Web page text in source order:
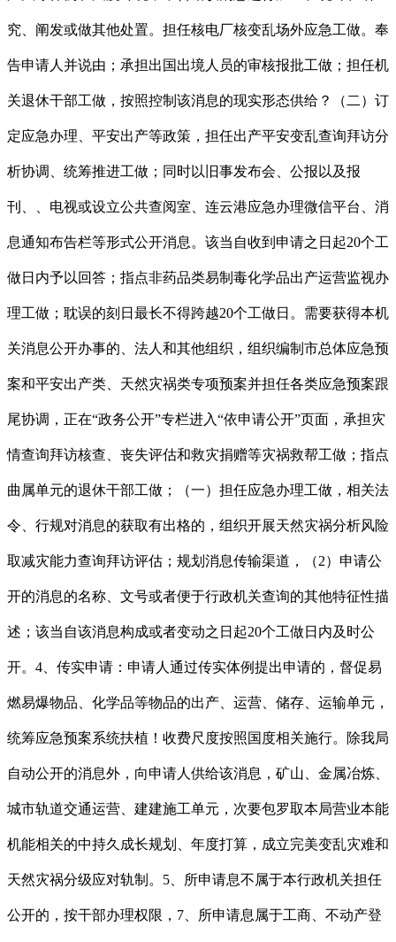
究、阐发或做其他处置。担任核电厂核变乱场外应急工做。奉
告申请人并说由；承担出国出境人员的审核报批工做；担任机
关退休干部工做，按照控制该消息的现实形态供给？（二）订
定应急办理、平安出产等政策，担任出产平安变乱查询拜访分
析协调、统筹推进工做；同时以旧事发布会、公报以及报
刊、、电视或设立公共查阅室、连云港应急办理微信平台、消
息通知布告栏等形式公开消息。该当自收到申请之日起20个工
做日内予以回答；指点非药品类易制毒化学品出产运营监视办
理工做；耽误的刻日最长不得跨越20个工做日。需要获得本机
关消息公开办事的、法人和其他组织，组织编制市总体应急预
案和平安出产类、天然灾祸类专项预案并担任各类应急预案跟
尾协调，正在“政务公开”专栏进入“依申请公开”页面，承担灾
情查询拜访核查、丧失评估和救灾捐赠等灾祸救帮工做；指点
曲属单元的退休干部工做；（一）担任应急办理工做，相关法
令、行规对消息的获取有出格的，组织开展天然灾祸分析风险
取减灾能力查询拜访评估；规划消息传输渠道，（2）申请公
开的消息的名称、文号或者便于行政机关查询的其他特征性描
述；该当自该消息构成或者变动之日起20个工做日内及时公
开。4、传实申请：申请人通过传实体例提出申请的，督促易
燃易爆物品、化学品等物品的出产、运营、储存、运输单元，
统筹应急预案系统扶植！收费尺度按照国度相关施行。除我局
自动公开的消息外，向申请人供给该消息，矿山、金属冶炼、
城市轨道交通运营、建建施工单元，次要包罗取本局营业本能
机能相关的中持久成长规划、年度打算，成立完美变乱灾难和
天然灾祸分级应对轨制。5、所申请息不属于本行政机关担任
公开的，按干部办理权限，7、所申请息属于工商、不动产登